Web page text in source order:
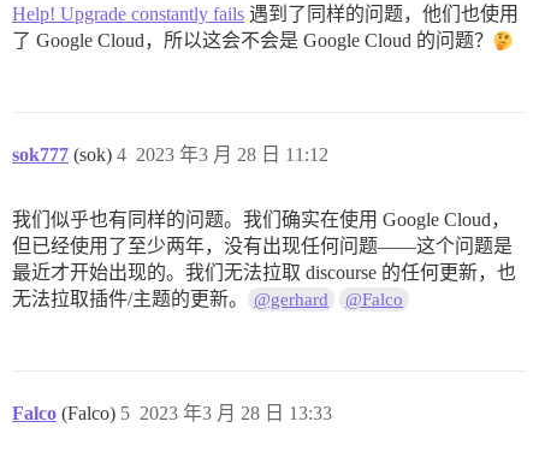
Help! Upgrade constantly fails 遇到了同样的问题，他们也使用
了 Google Cloud，所以这会不会是 Google Cloud 的问题？
sok777 (sok) 2023 年3 月 28 日 11:12
4
我们似乎也有同样的问题。我们确实在使用 Google Cloud，
但已经使用了至少两年，没有出现任何问题——这个问题是
最近才开始出现的。我们无法拉取 discourse 的任何更新，也
无法拉取插件/主题的更新。
@gerhard @Falco
Falco (Falco) 2023 年3 月 28 日 13:33
5